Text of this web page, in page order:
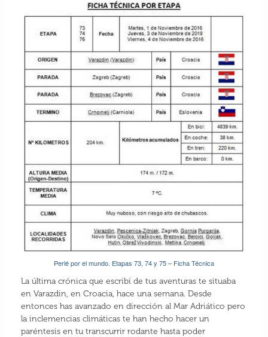
Perlé por el mundo. Etapas 73, 74 y 75 – Ficha Técnica
La última crónica que escribí de tus aventuras te situaba
en Varazdin, en Croacia, hace una semana. Desde
entonces has avanzado en dirección al Mar Adriático pero
la inclemencias climáticas te han hecho hacer un
paréntesis en tu transcurrir rodante hasta poder